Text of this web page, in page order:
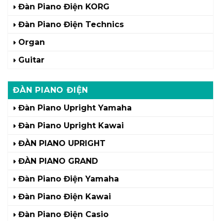
Đàn Piano Điện KORG
Đàn Piano Điện Technics
Organ
Guitar
ĐÀN PIANO ĐIỆN
Đàn Piano Upright Yamaha
Đàn Piano Upright Kawai
ĐÀN PIANO UPRIGHT
ĐÀN PIANO GRAND
Đàn Piano Điện Yamaha
Đàn Piano Điện Kawai
Đàn Piano Điện Casio